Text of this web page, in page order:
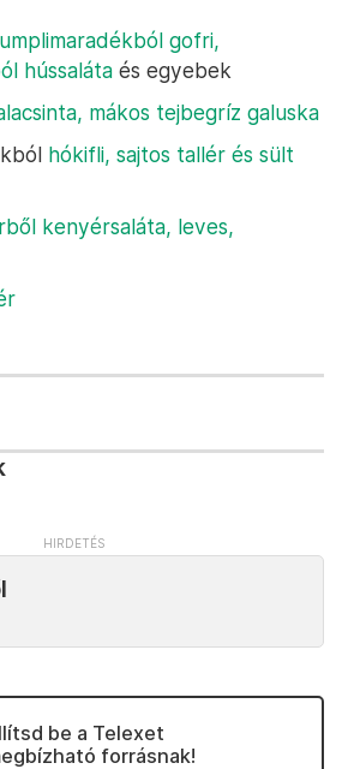
gofri,
hússaláta és egyebek
mákos tejbegríz galuska
hókifli, sajtos tallér és sült
kenyérsaláta, leves,
be a Telexet
forrásnak!